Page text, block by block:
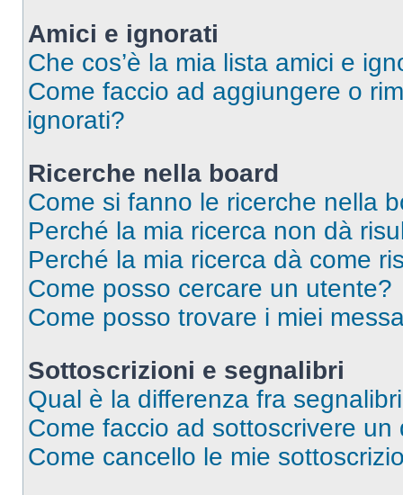
Amici e ignorati
Che cos’è la mia lista amici e
Come faccio ad aggiungere o
ignorati?
Ricerche nella board
Come si fanno le ricerche nella
Perché la mia ricerca non dà
Perché la mia ricerca dà come
Come posso cercare un utente?
Come posso trovare i miei
Sottoscrizioni e segnalibri
Qual è la differenza fra
Come faccio ad sottoscrivere
Come cancello le mie